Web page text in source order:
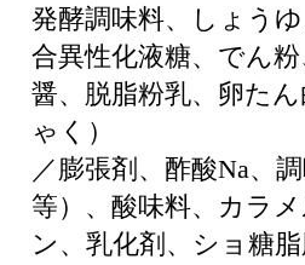
発酵調味料、しょう
合異性化液糖、でん
醤、脱脂粉乳、卵た
ゃく）
／膨張剤、酢酸Na、
等）、酸味料、カラ
ン、乳化剤、ショ糖脂